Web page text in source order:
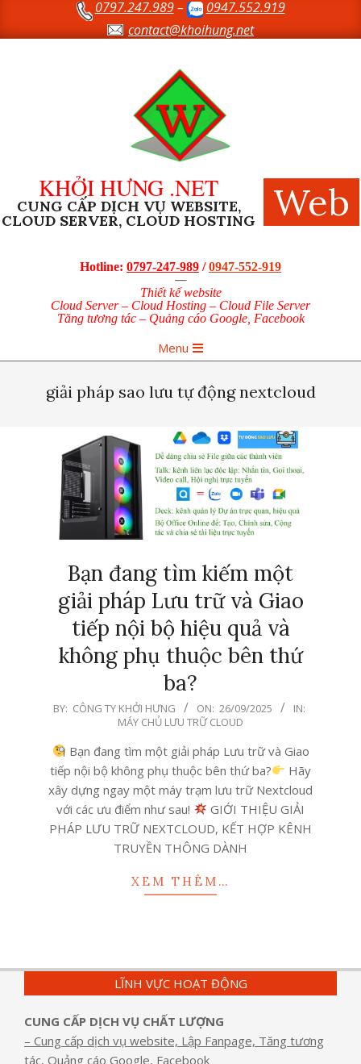
0797.247.989–
0947.552.919
contact@khoihung.net
KHỞI HƯNG .NET
CUNG CẤP DỊCH VỤ WEBSITE,
CLOUD SERVER, CLOUD HOSTING Web
Hotline: 0797-247-989 /0947-552-919
—
Thiết kế website
Cloud Server – Cloud Hosting – Cloud File Server
Tăng tương tác – Quảng cáo Google, Facebook
Navigation
Menu
giải pháp sao lưu tự động nextcloud
Bạn đang tìm kiếm một
giải pháp Lưu trữ và Giao
tiếp nội bộ hiệu quả và
không phụ thuộc bên thứ
ba?
2025-
26
BY: CÔNG TY KHỞI HƯNG ON: 26/09/2025
IN:
MÁY CHỦ LƯU TRỮ CLOUD
Bạn đang tìm một giải pháp Lưu trữ và Giao
tiếp nội bộ không phụ thuộc bên thứ ba?
Hãy
xây dựng ngay một máy trạm lưu trữ Nextcloud
với các ưu điểm như sau!
GIỚI THIỆU GIẢI
PHÁP LƯU TRỮ NEXTCLOUD, KẾT HỢP KÊNH
TRUYỀN THÔNG DÀNH
XEM THÊM…
LĨNH VỰC HOẠT ĐỘNG
CUNG CẤP DỊCH VỤ CHẤT LƯỢNG
– Cung cấp dịch vụ website, Lập Fanpage, Tăng tương
tác, Quảng cáo Google, Facebook